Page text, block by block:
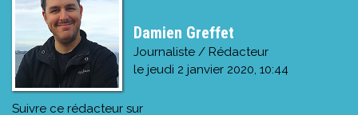
Damien Greffet
Journaliste / Rédacteur
le jeudi 2 janvier 2020, 10:44
Suivre ce rédacteur sur